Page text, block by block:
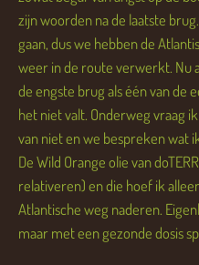
zijn woorden na de laatste
gaan, dus we hebben de
weer in de route verwerkt. Nu
de engste brug als één van de
het niet valt. Onderweg vraag
van niet en we bespreken wat
De Wild Orange olie van
relativeren) en die hoef ik
Atlantische weg naderen.
maar met een gezonde dosis